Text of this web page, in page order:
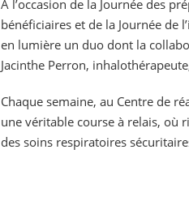
À l’occasion de la Journée des
bénéficiaires et de la Journée de
en lumière un duo dont la
Jacinthe Perron,
Chaque semaine, au Centre de
une véritable course à relais, où
des soins respiratoires